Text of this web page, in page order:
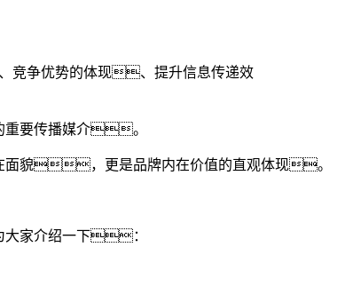
竞争优势的体现、提升信息传递效
重要传播媒介。
面貌，更是品牌内在价值的直观体现。
大家介绍一下：